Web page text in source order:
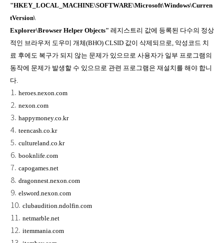
"HKEY_LOCAL_MACHINE\SOFTWARE\Microsoft\Windows\Curren
tVersion\
Explorer\Browser Helper Objects" 레지스트리 값에 등록된 다수의 정상
적인 브라우저 도우미 개체(BHO) CLSID 값이 삭제되므로, 악성코드 치
료 후에도 복구가 되지 않는 문제가 있으므로 사용자가 일부 프로그램의
동작에 문제가 발생할 수 있으므로 관련 프로그램은 재설치를 해야 합니
다.
heroes.nexon.com
nexon.com
happymoney.co.kr
teencash.co.kr
cultureland.co.kr
booknlife.com
capogames.net
dragonnest.nexon.com
elsword.nexon.com
clubaudition.ndolfin.com
netmarble.net
itemmania.com